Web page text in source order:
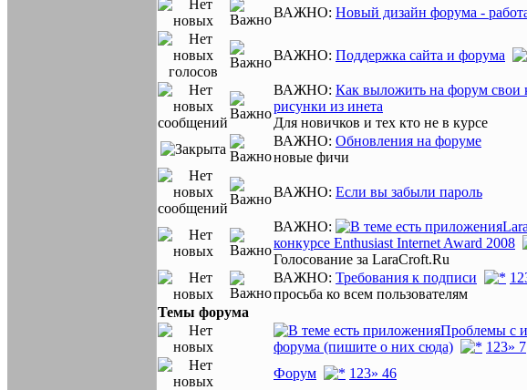
ВАЖНО: Новый дизайн форума -
ВАЖНО: Поддержка сайта и форума
ВАЖНО: Как выложить на форум свои
рисунки из инета
Для новичков и тех кто не в курсе
ВАЖНО: Обновления на форуме
новые фичи
ВАЖНО: Если вы забыли пароль
ВАЖНО:
конкурсе Enthusiast Internet Award 2008
Голосование за LaraCroft.Ru
ВАЖНО: Требования к подписи 1 2
просьба ко всем пользователям
Темы форума
Проблемы с
форума (пишите о них сюда)
1 23» 7
Форум
1 23» 46